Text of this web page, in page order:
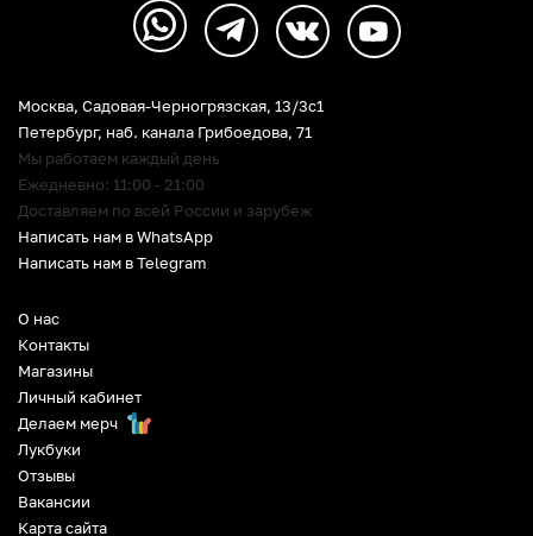
О нас
Контакты
Магазины
Личный кабинет
Делаем мерч
Лукбуки
Отзывы
Вакансии
Карта сайта
Москва, Садовая-Черногрязская, 13/3c1
Петербург, наб. канала Грибоедова, 71
Мы работаем каждый день
Ежедневно: 11:00 - 21:00
Доставляем по всей России и зарубеж
Написать нам в WhatsApp
Написать нам в Telegram